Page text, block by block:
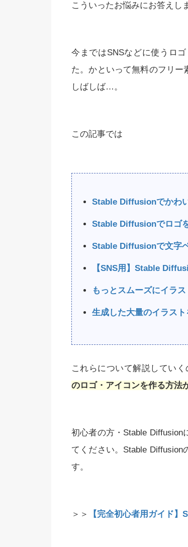
こういったお悩みにお答えし
今まではSNSなどに使うロ
た。かといって無料のフリー
しばしば…。
この記事では
Stable Diffusionでかわ
Stable Diffusionでロゴ
Stable Diffusionで文字
【SNS用】Stable
もっとスムーズにイラ
生成した大量のイラス
これらについて解説してい
のロゴ・アイコンを作る方法
初心者の方・Stable Diffusion
てください。Stable Diffusion
す。
＞＞ 【完全初心者用ガイド